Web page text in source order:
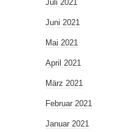
Juli 2021
Juni 2021
Mai 2021
April 2021
März 2021
Februar 2021
Januar 2021